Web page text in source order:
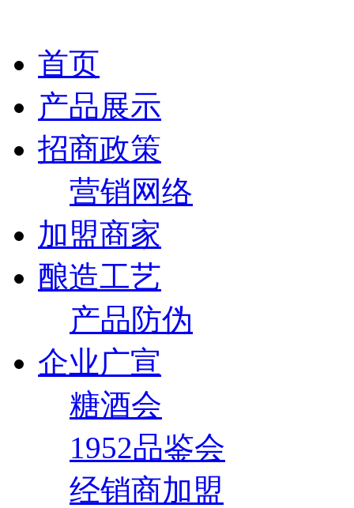
首页
产品展示
招商政策
营销网络
加盟商家
酿造工艺
产品防伪
企业广宣
糖酒会
1952品鉴会
经销商加盟